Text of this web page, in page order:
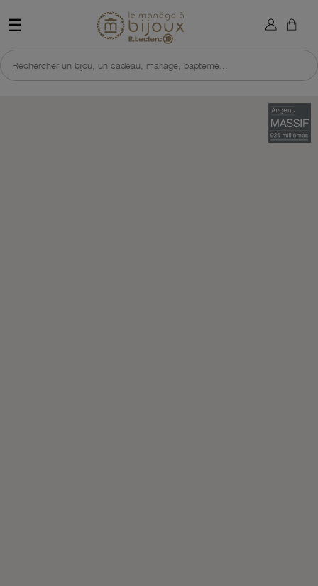
☰ Retour à l'accueil du site
Rechercher un bijou, un cadeau, mariage, baptême...
×